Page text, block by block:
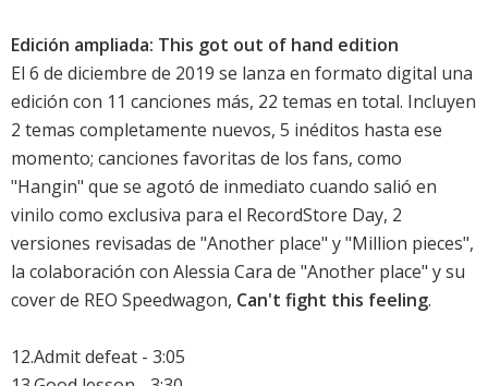
Edición ampliada: This got out of hand edition
El 6 de diciembre de 2019 se lanza en formato digital una
edición con 11 canciones más, 22 temas en total. Incluyen
2 temas completamente nuevos, 5 inéditos hasta ese
momento; canciones favoritas de los fans, como
"Hangin" que se agotó de inmediato cuando salió en
vinilo como exclusiva para el RecordStore Day, 2
versiones revisadas de "Another place" y "Million pieces",
la colaboración con Alessia Cara de "Another place" y su
cover de REO Speedwagon, Can't fight this feeling.
12.Admit defeat - 3:05